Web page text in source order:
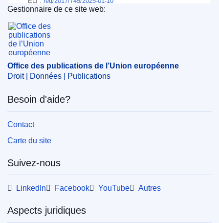
EDITION : 81b29f1b-502a-11ef-acbc-01aa75ed71a1
EDITION : 4b6f2af9-f3da-11ed-a05c-01aa75ed71a1
EDITION : 74b47732-d358-11ed-a05c-01aa75ed71a1
EDITION : 83bdc18f-315d-11e7-9412-01aa75ed71a1
EDITION : c262459f-bcb4-11ef-91ed-01aa75ed71a1
EDITION : fddb3266-f0ab-11f0-8d3c-01aa75ed71a1
Office des publications de l’Union européenne
Gestionnaire de ce site web:
Office des publications de l’Union européenne
Droit | Données | Publications
Besoin d'aide?
Contact
Carte du site
Suivez-nous
LinkedIn Facebook YouTube Autres
Aspects juridiques